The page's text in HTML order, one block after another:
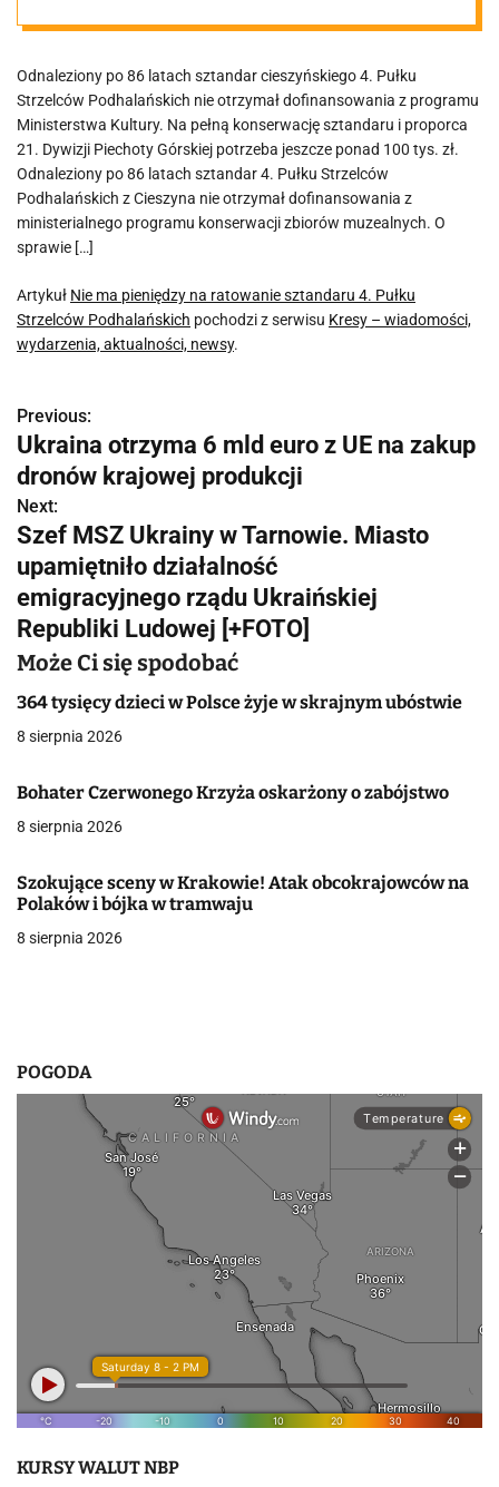
Pułku
Strzelców
Podhalańskich
Odnaleziony po 86 latach sztandar cieszyńskiego 4. Pułku
Strzelców Podhalańskich nie otrzymał dofinansowania z programu
Ministerstwa Kultury. Na pełną konserwację sztandaru i proporca
21. Dywizji Piechoty Górskiej potrzeba jeszcze ponad 100 tys. zł.
Odnaleziony po 86 latach sztandar 4. Pułku Strzelców
Podhalańskich z Cieszyna nie otrzymał dofinansowania z
ministerialnego programu konserwacji zbiorów muzealnych. O
sprawie […]
Artykuł Nie ma pieniędzy na ratowanie sztandaru 4. Pułku
Strzelców Podhalańskich pochodzi z serwisu Kresy – wiadomości,
wydarzenia, aktualności, newsy.
N
a
w
i
g
a
c
j
w
i
s
Previous:
Ukraina otrzyma 6 mld euro z UE na zakup
dronów krajowej produkcji
Next:
Szef MSZ Ukrainy w Tarnowie. Miasto
upamiętniło działalność
emigracyjnego rządu Ukraińskiej
Republiki Ludowej [+FOTO]
Może Ci się spodobać
364 tysięcy dzieci w Polsce żyje w skrajnym ubóstwie
8 sierpnia 2026
Bohater Czerwonego Krzyża oskarżony o zabójstwo
8 sierpnia 2026
Szokujące sceny w Krakowie! Atak obcokrajowców na
Polaków i bójka w tramwaju
8 sierpnia 2026
POGODA
KURSY WALUT NBP